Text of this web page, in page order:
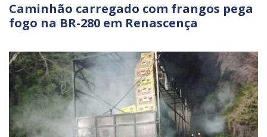
Caminhão carregado com frangos pega
fogo na BR-280 em Renascença